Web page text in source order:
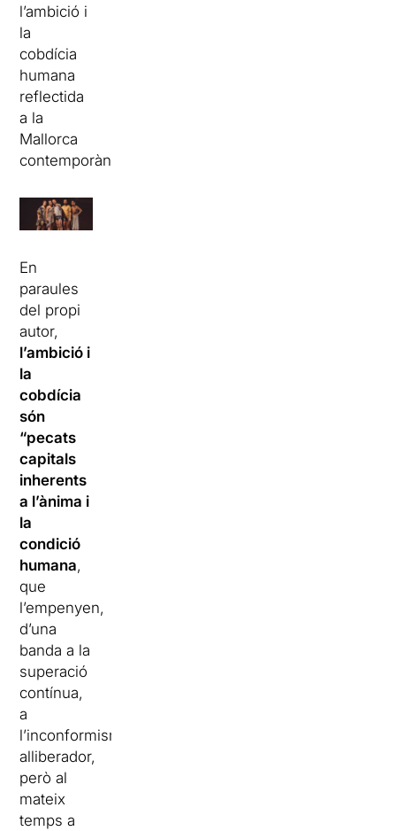
l’ambició i
la
cobdícia
humana
reflectida
a la
Mallorca
contemporània.
En
paraules
del propi
autor,
l’ambició i
la
cobdícia
són
“pecats
capitals
inherents
a l’ànima i
la
condició
humana,
que
l’empenyen,
d’una
banda a la
superació
contínua,
a
l’inconformisme
alliberador,
però al
mateix
temps a